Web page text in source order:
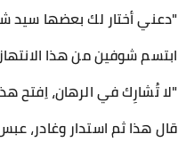
"دعني أختار لك بعضها سيد
ابتسم شوفين من هذا
"لا تُشارِك في الرهان، اِفتح
قال هذا ثم استدار وغادر،